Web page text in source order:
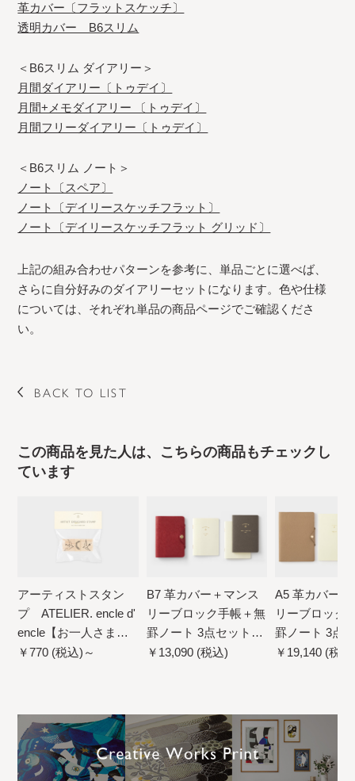
革カバー〔フラットスケッチ〕
透明カバー B6スリム
＜B6スリム ダイアリー＞
月間ダイアリー〔トゥデイ〕
月間+メモダイアリー 〔トゥデイ〕
月間フリーダイアリー〔トゥデイ〕
＜B6スリム ノート＞
ノート〔スペア〕
ノート〔デイリースケッチフラット〕
ノート〔デイリースケッチフラット グリッド〕
上記の組み合わせパターンを参考に、単品ごとに選べば、
さらに自分好みのダイアリーセットになります。色や仕様
については、それぞれ単品の商品ページでご確認くださ
い。
BACK TO LIST
この商品を見た人は、こちらの商品もチェックし
ています
アーティストスタン
プ ATELIER. encle d'
encle【お一人さま各
柄5点まで／ネコポス
￥770 (税込)～
B7 革カバー＋マンス
リーブロック手帳＋無
罫ノート 3点セット
【送料無料】
￥13,090 (税込)
A5 革カバー＋
リーブロック
罫ノート 3点
【送料無料】
￥19,140 (税込